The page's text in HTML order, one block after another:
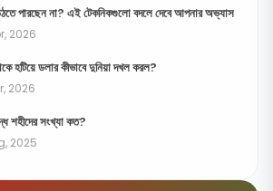
পারছেন না? এই টেকনিকগুলো বদলে দেবে আপনার অভ্যাস
2026
হটিয়ে ডলার কীভাবে দুনিয়া দখল করল?
2026
শহীদের সংখ্যা কত?
2025